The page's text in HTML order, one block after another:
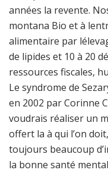
années la revente.
montana Bio et à
alimentaire par
de lipides et 10 à 20
ressources fiscales,
Le syndrome de
en 2002 par Corinne
voudrais réaliser un
offert la à qui l’on
toujours beaucoup
la bonne santé